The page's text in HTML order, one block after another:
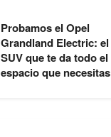
Probamos el Opel
Grandland Electric: el
SUV que te da todo el
espacio que necesitas